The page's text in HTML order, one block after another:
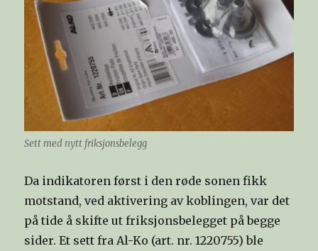
Sett med nytt friksjonsbelegg
Da indikatoren først i den røde sonen fikk
motstand, ved aktivering av koblingen, var det
på tide å skifte ut friksjonsbelegget på begge
sider. Et sett fra Al-Ko (art. nr. 1220755) ble